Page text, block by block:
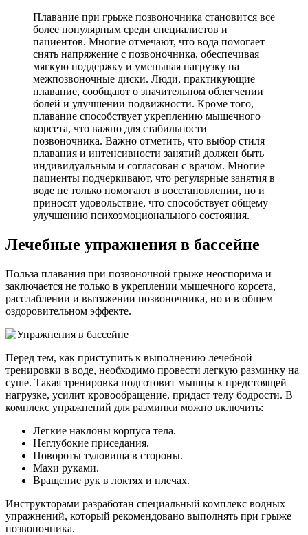
Плавание при грыже позвоночника становится все
более популярным среди специалистов и
пациентов. Многие отмечают, что вода помогает
снять напряжение с позвоночника, обеспечивая
мягкую поддержку и уменьшая нагрузку на
межпозвоночные диски. Люди, практикующие
плавание, сообщают о значительном облегчении
болей и улучшении подвижности. Кроме того,
плавание способствует укреплению мышечного
корсета, что важно для стабильности
позвоночника. Важно отметить, что выбор стиля
плавания и интенсивности занятий должен быть
индивидуальным и согласован с врачом. Многие
пациенты подчеркивают, что регулярные занятия в
воде не только помогают в восстановлении, но и
приносят удовольствие, что способствует общему
улучшению психоэмоционального состояния.
Лечебные упражнения в бассейне
Польза плавания при позвоночной грыже неоспорима и
заключается не только в укреплении мышечного корсета,
расслаблении и вытяжении позвоночника, но и в общем
оздоровительном эффекте.
Перед тем, как приступить к выполнению лечебной
тренировки в воде, необходимо провести легкую разминку на
суше. Такая тренировка подготовит мышцы к предстоящей
нагрузке, усилит кровообращение, придаст телу бодрости. В
комплекс упражнений для разминки можно включить:
Легкие наклоны корпуса тела.
Неглубокие приседания.
Повороты туловища в стороны.
Махи руками.
Вращение рук в локтях и плечах.
Инструкторами разработан специальный комплекс водных
упражнений, который рекомендовано выполнять при грыже
позвоночника.